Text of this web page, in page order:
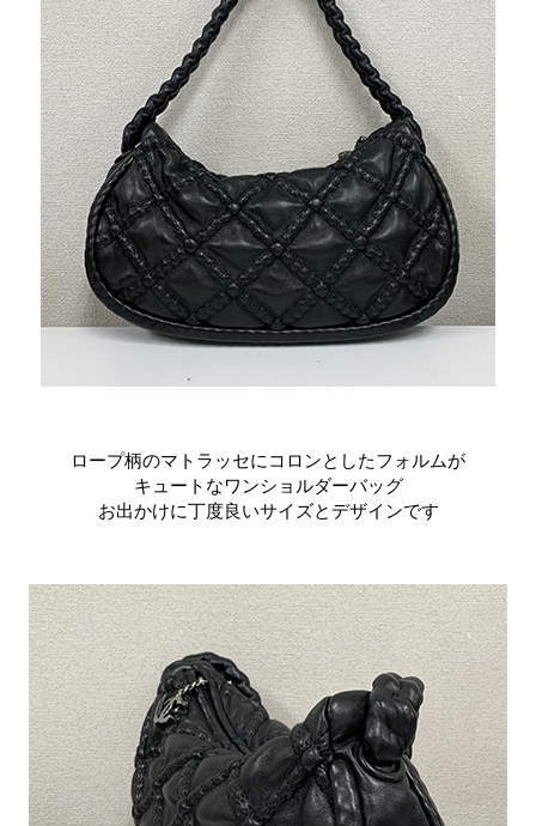
ロープ柄のマトラッセにコロンとしたフォルムが
キュートなワンショルダーバッグ
お出かけに丁度良いサイズとデザインです